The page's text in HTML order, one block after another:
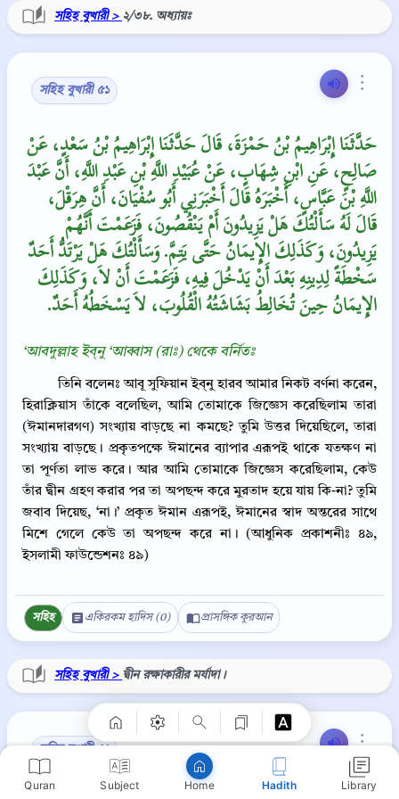
Quran Subject Home Hadith Library
সহিহ বুখারী > ২/৩৮. অধ্যায়ঃ
⋮
সহিহ বুখারী ৫১
حَدَّثَنَا إِبْرَاهِيمُ بْنُ حَمْزَةَ، قَالَ حَدَّثَنَا إِبْرَاهِيمُ بْنُ سَعْدٍ، عَنْ
صَالِحٍ، عَنِ ابْنِ شِهَابٍ، عَنْ عُبَيْدِ اللَّهِ بْنِ عَبْدِ اللَّهِ، أَنَّ عَبْدَ
اللَّهِ بْنَ عَبَّاسٍ، أَخْبَرَهُ قَالَ أَخْبَرَنِي أَبُو سُفْيَانَ، أَنَّ هِرَقْلَ،
قَالَ لَهُ سَأَلْتُكَ هَلْ يَزِيدُونَ أَمْ يَنْقُصُونَ، فَزَعَمْتَ أَنَّهُمْ
يَزِيدُونَ، وَكَذَلِكَ الإِيمَانُ حَتَّى يَتِمَّ‏.‏ وَسَأَلْتُكَ هَلْ يَرْتَدُّ أَحَدٌ
سَخْطَةً لِدِينِهِ بَعْدَ أَنْ يَدْخُلَ فِيهِ، فَزَعَمْتَ أَنْ لاَ، وَكَذَلِكَ
الإِيمَانُ حِينَ تُخَالِطُ بَشَاشَتُهُ الْقُلُوبَ، لاَ يَسْخَطُهُ أَحَدٌ‏.‏
‘আবদুল্লাহ ইব্‌নু ‘আব্বাস (রাঃ) থেকে বর্নিতঃ
তিনি বলেনঃ আবূ সুফিয়ান ইব্‌নু হারব আমার নিকট বর্ণনা করেন,
হিরাক্লিয়াস তাঁকে বলেছিল, আমি তোমাকে জিজ্ঞেস করেছিলাম তারা
(ঈমানদারগণ) সংখ্যায় বাড়ছে না কমছে? তুমি উত্তর দিয়েছিলে, তারা
সংখ্যায় বাড়ছে। প্রকৃতপক্ষে ঈমানের ব্যাপার এরূপই থাকে যতক্ষণ না
তা পূর্ণতা লাভ করে। আর আমি তোমাকে জিজ্ঞেস করেছিলাম, কেউ
তাঁর দ্বীন গ্রহণ করার পর তা অপছন্দ করে মুরতাদ হয়ে যায় কি-না? তুমি
জবাব দিয়েছ, ‘না।’ প্রকৃত ঈমান এরূপই, ঈমানের স্বাদ অন্তরের সাথে
মিশে গেলে কেউ তা অপছন্দ করে না। (আধুনিক প্রকাশনীঃ ৪৯,
ইসলামী ফাউন্ডেশনঃ ৪৯)
সহিহ একিরকম হাদিস (0) প্রাসঙ্গিক কুরআন
সহিহ বুখারী > দ্বীন রক্ষাকারীর মর্যাদা।
⋮
সহিহ বুখারী ৫২
Copy